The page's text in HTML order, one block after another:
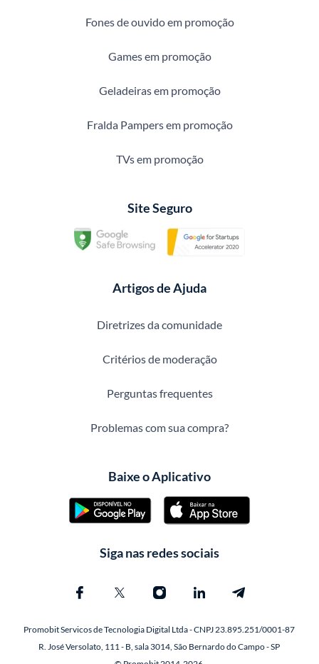
Fones de ouvido em promoção
Games em promoção
Geladeiras em promoção
Fralda Pampers em promoção
TVs em promoção
Site Seguro
Artigos de Ajuda
Diretrizes da comunidade
Critérios de moderação
Perguntas frequentes
Problemas com sua compra?
Baixe o Aplicativo
Siga nas redes sociais
Promobit Servicos de Tecnologia Digital Ltda - CNPJ 23.895.251/0001-87
R. José Versolato, 111 - B, sala 3014, São Bernardo do Campo - SP